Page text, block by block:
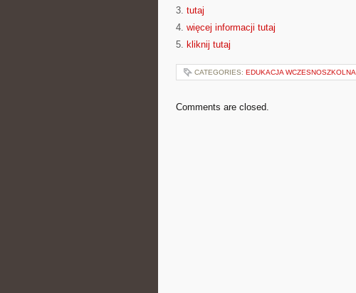
3. tutaj
4. więcej informacji tutaj
5. kliknij tutaj
CATEGORIES: EDUKACJA WCZESNOSZKOLNA
Comments are closed.